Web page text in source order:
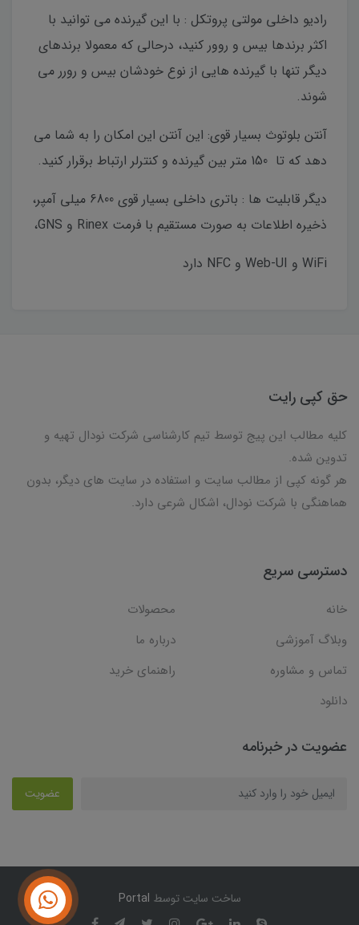
رادیو داخلی مولتی پروتکل : با این گیرنده می توانید با
اکثر برندها بیس و روور کنید، درحالی که معمولا برندهای
دیگر تنها با گیرنده هایی از نوع خودشان بیس و رورر می
شوند.
آنتن بلوتوث بسیار قوی: این آنتن این امکان را به شما می
دهد که تا 150 متر بین گیرنده و کنترلر ارتباط برقرار کنید.
دیگر قابلیت ها : باتری داخلی بسیار قوی 6800 میلی آمپر،
ذخیره اطلاعات به صورت مستقیم با فرمت Rinex و GNS،
WiFi و Web-UI و NFC دارد
حق کپی رایت
کلیه مطالب این پیج توسط تیم کارشناسی شرکت نودال تهیه و
تدوین شده.
هر گونه کپی از مطالب سایت و استفاده در سایت های دیگر، بدون
هماهنگی با شرکت نودال، اشکال شرعی دارد.
دسترسی سریع
خانه
محصولات
وبلاگ آموزشی
درباره ما
تماس و مشاوره
راهنمای خرید
دانلود
عضویت در خبرنامه
عضویت
ساخت سایت توسط Portal